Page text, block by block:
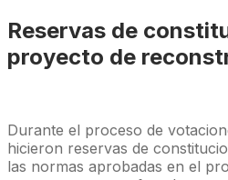
Reservas de
proyecto de
Durante el proceso de
hicieron reservas de
las normas aprobadas en el